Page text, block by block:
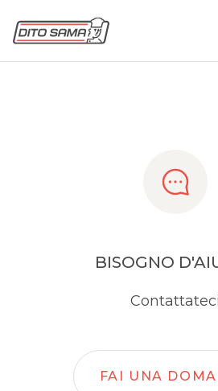
Share
BISOGNO
Contattateci
FAI UNA